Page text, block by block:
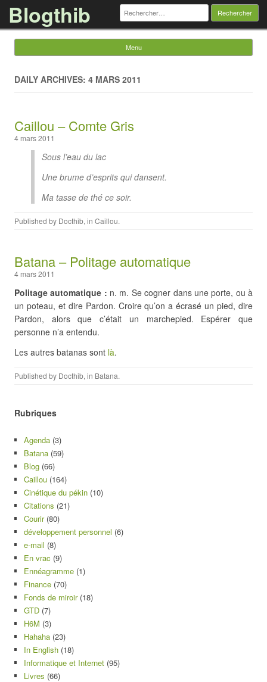
Blogthib Rechercher :
Menu
DAILY ARCHIVES: 4 MARS 2011
Caillou – Comte Gris
4 mars 2011
Sous l’eau du lac
Une brume d’esprits qui dansent.
Ma tasse de thé ce soir.
Published by Docthib, in Caillou.
Batana – Politage automatique
4 mars 2011
Politage automatique : n. m. Se cogner dans une porte, ou à
un poteau, et dire Pardon. Croire qu’on a écrasé un pied, dire
Pardon, alors que c’était un marchepied. Espérer que
personne n’a entendu.
Les autres batanas sont là.
Published by Docthib, in Batana.
Rubriques
Agenda (3)
Batana (59)
Blog (66)
Caillou (164)
Cinétique du pékin (10)
Citations (21)
Courir(80)
développement personnel (6)
e-mail (8)
En vrac (9)
Ennéagramme (1)
Finance (70)
Fonds de miroir(18)
GTD (7)
H6M (3)
Hahaha (23)
In English (18)
Informatique et Internet (95)
Livres (66)